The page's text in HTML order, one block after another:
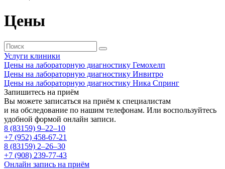
Цены
Услуги клиники
Цены на лабораторную диагностику Гемохелп
Цены на лабораторную диагностику Инвитро
Цены на лабораторную диагностику Ника Спринг
Запишитесь на приём
Вы можете записаться на приём к специалистам
и на обследование по нашим телефонам. Или воспользуйтесь
удобной формой онлайн записи.
8 (83159) 9–22–10
+7 (952) 458-67-21
8 (83159) 2–26–30
+7 (908) 239-77-43
Онлайн запись на приём